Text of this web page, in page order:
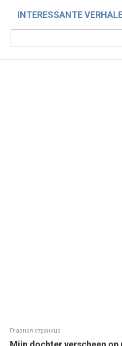
INTERESSANTE
Главная страница